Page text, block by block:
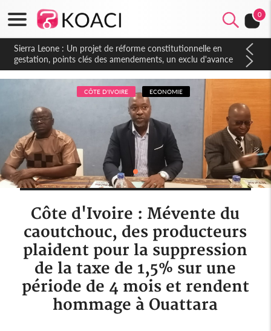
0
Sierra Leone : Un projet de réforme constitutionnelle en
gestation, points clés des amendements, un exclu d'avance
CÔTE D'IVOIRE ECONOMIE
Côte d'Ivoire : Mévente du
caoutchouc, des producteurs
plaident pour la suppression
de la taxe de 1,5% sur une
période de 4 mois et rendent
hommage à Ouattara